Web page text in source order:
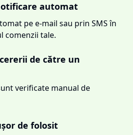
automat
pe e-mail sau prin SMS în
comenzii tale.
de către un
verificate manual de
de folosit